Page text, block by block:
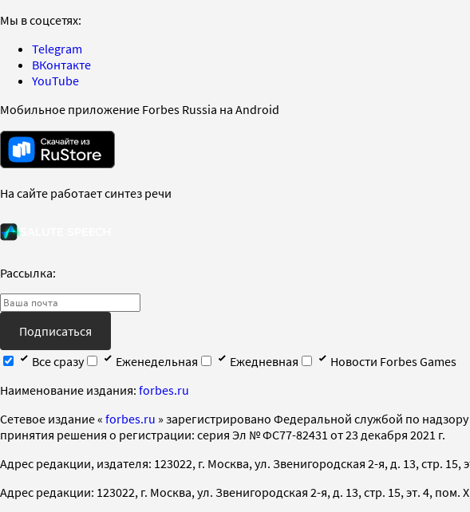
Мы в соцсетях:
Telegram
ВКонтакте
YouTube
Мобильное приложение Forbes Russia на Android
На сайте работает синтез речи
Рассылка:
Подписаться
Все сразу
Еженедельная Ежедневная
Новости Forbes Games
Наименование издания: forbes.ru
Cетевое издание « forbes.ru » зарегистрировано Федеральной службой по
принятия решения о регистрации: серия Эл № ФС77-82431 от 23 декабря 2021 г.
Адрес редакции, издателя: 123022, г. Москва, ул. Звенигородская 2-я, д. 13, стр. 15,
Адрес редакции: 123022, г. Москва, ул. Звенигородская 2-я, д. 13, стр. 15, эт. 4, пом.